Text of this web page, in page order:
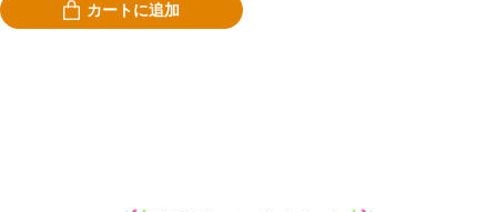
カートに追加